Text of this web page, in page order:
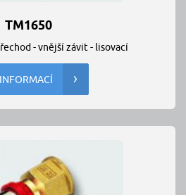
TM1650
- vnější závit - lisovací